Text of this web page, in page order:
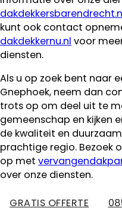
kunt ook contact
dakdekkernu.nl voor
diensten.
Als u op zoek bent naar
Gnephoek, neem dan
trots op om deel uit te
gemeenschap en kijken
de kwaliteit en
prachtige regio. Bezoek
op met
over onze diensten.
GRATIS OFFERTE